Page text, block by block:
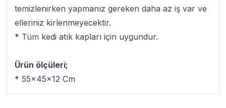
temizlenirken yapmanız gereken daha az iş var ve
elleriniz kirlenmeyecektir.
* Tüm kedi atık kapları için uygundur.
Ürün ölçüleri;
* 55x45x12 Cm